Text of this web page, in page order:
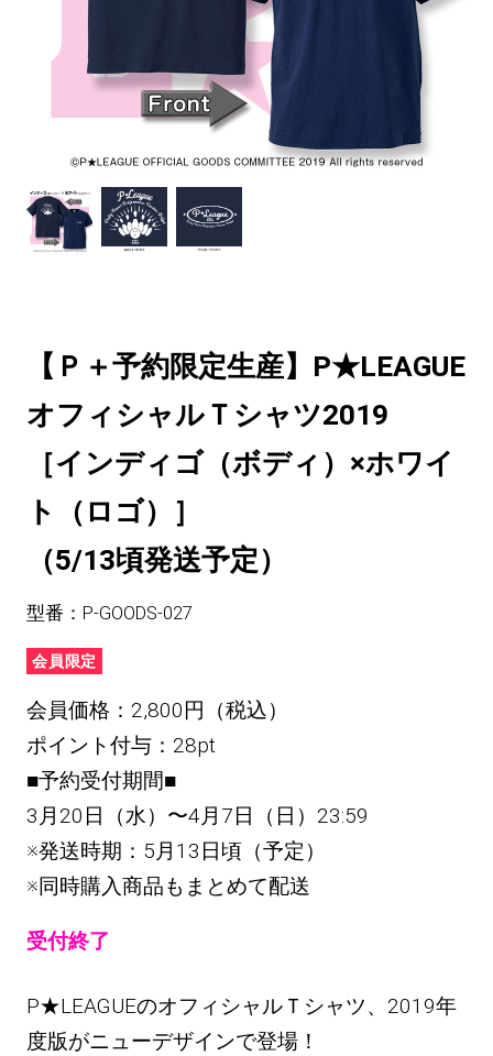
【Ｐ＋予約限定生産】P★LEAGUE
オフィシャルＴシャツ2019
［インディゴ（ボディ）×ホワイ
ト（ロゴ）］
（5/13頃発送予定）
型番：P-GOODS-027
会員限定
会員価格：2,800円（税込）
ポイント付与：28pt
■予約受付期間■
3月20日（水）〜4月7日（日）23:59
※発送時期：5月13日頃（予定）
※同時購入商品もまとめて配送
受付終了
P★LEAGUEのオフィシャルＴシャツ、2019年
度版がニューデザインで登場！